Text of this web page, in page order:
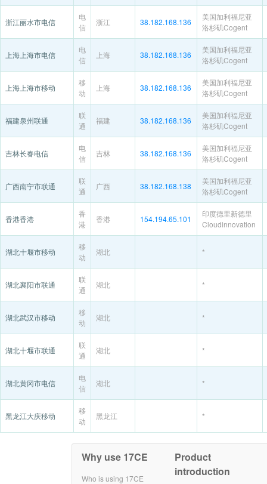
浙江丽水市电信
电
信
浙江 38.182.168.136
美国加利福尼亚
洛杉矶Cogent
上海上海市电信
电
信
上海 38.182.168.136
美国加利福尼亚
洛杉矶Cogent
上海上海市移动
移
动
上海 38.182.168.136
美国加利福尼亚
洛杉矶Cogent
福建泉州联通
联
通
福建 38.182.168.136
美国加利福尼亚
洛杉矶Cogent
吉林长春电信
电
信
吉林 38.182.168.136
美国加利福尼亚
洛杉矶Cogent
广西南宁市联通
联
通
广西 38.182.168.138
美国加利福尼亚
洛杉矶Cogent
香港香港
香
港
香港 154.194.65.101
印度德里新德里
Cloudinnovation
湖北十堰市移动
移
动
湖北 *
湖北襄阳市联通
联
通
湖北 *
湖北武汉市移动
移
动
湖北 *
湖北十堰市联通
联
通
湖北 *
湖北黄冈市电信
电
信
湖北 *
黑龙江大庆移动
移
动
黑龙江 *
Why use 17CE
Who is using 17CE
Product
introduction